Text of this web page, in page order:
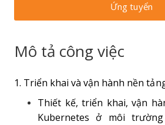
Ứng tuyển
Mô tả công việc
1. Triển khai và vận hành nền
Thiết kế, triển khai, vận
Kubernetes ở môi